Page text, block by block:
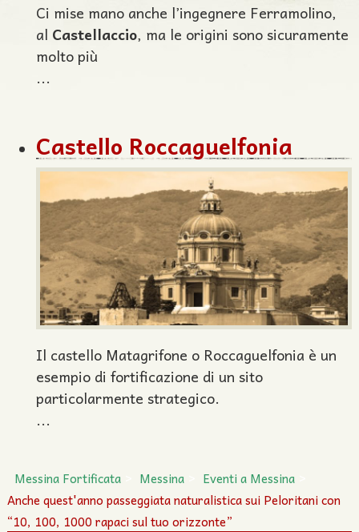
Ci mise mano anche l’ingegnere Ferramolino,
al Castellaccio, ma le origini sono sicuramente
molto più
...
Castello Roccaguelfonia
Il castello Matagrifone o Roccaguelfonia è un
esempio di fortificazione di un sito
particolarmente strategico.
...
Messina Fortificata Messina
Eventi a Messina
Anche quest'anno passeggiata naturalistica sui Peloritani con
“10, 100, 1000 rapaci sul tuo orizzonte”